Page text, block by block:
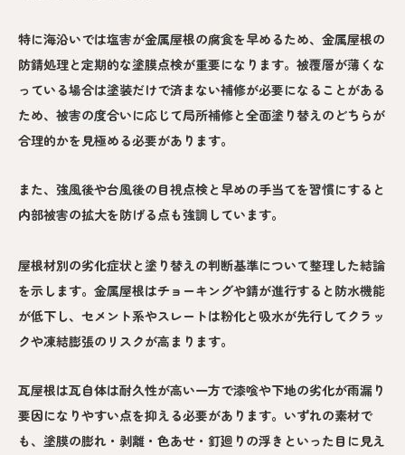
特に海沿いでは塩害が金属屋根の腐食を早めるため、金属屋根の
防錆処理と定期的な塗膜点検が重要になります。被覆層が薄くな
っている場合は塗装だけで済まない補修が必要になることがある
ため、被害の度合いに応じて局所補修と全面塗り替えのどちらが
合理的かを見極める必要があります。
また、強風後や台風後の目視点検と早めの手当てを習慣にすると
内部被害の拡大を防げる点も強調しています。
屋根材別の劣化症状と塗り替えの判断基準について整理した結論
を示します。金属屋根はチョーキングや錆が進行すると防水機能
が低下し、セメント系やスレートは粉化と吸水が先行してクラッ
クや凍結膨張のリスクが高まります。
瓦屋根は瓦自体は耐久性が高い一方で漆喰や下地の劣化が雨漏り
要因になりやすい点を抑える必要があります。いずれの素材で
も、塗膜の膨れ・剥離・色あせ・釘廻りの浮きといった目に見え